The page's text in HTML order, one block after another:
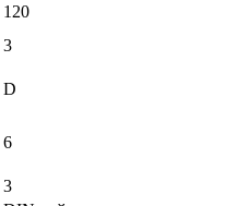
120
3
D
6
3